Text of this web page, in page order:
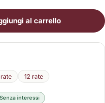
per R150A
al carrello
12 rate
Senza interessi